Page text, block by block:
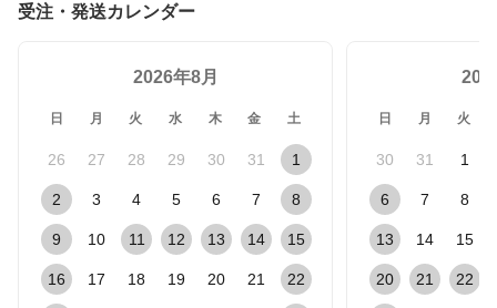
受注・発送カレンダー
2026年8月
日 月 火 水 木 金 土
26 27 28 29 30 31 1
2 3 4 5 6 7 8
9 10 11 12 13 14 15
16 17 18 19 20 21 22
日 月 火
30 31 1
6 7 8
13 14 15
20 21 22